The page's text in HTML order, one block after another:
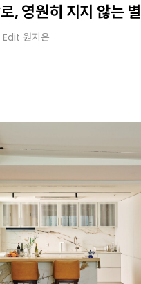
, 영원히 지지 않는 별
│Edit 원지은